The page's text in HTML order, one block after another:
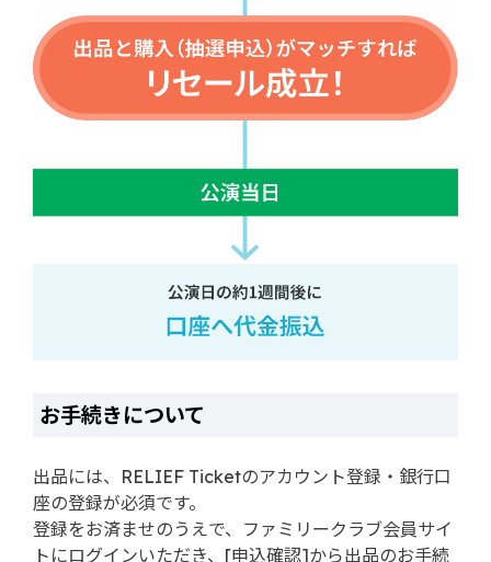
お手続きについて
出品には、RELIEF Ticketのアカウント登録・銀行口
座の登録が必須です。
登録をお済ませのうえで、ファミリークラブ会員サイ
トにログインいただき、[申込確認]から出品のお手続